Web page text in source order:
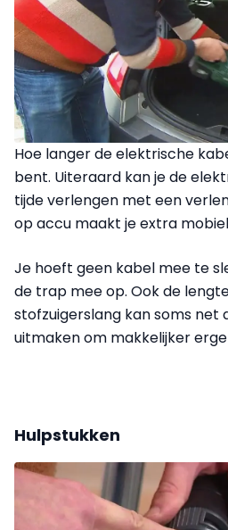
Hoe langer de elektrische
bent. Uiteraard kan je de
tijde verlengen met een
op accu maakt je extra
Je hoeft geen kabel mee te
de trap mee op. Ook de
stofzuigerslang kan soms net
uitmaken om makkelijker
Hulpstukken